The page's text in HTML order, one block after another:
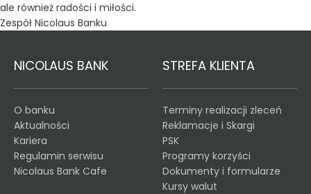
ale również radości i miłości.
Zespół Nicolaus Banku
NICOLAUS BANK
O banku
Aktualności
Kariera
Regulamin serwisu
Nicolaus Bank Cafe
STREFA KLIENTA
Terminy realizacji zleceń
Reklamacje i Skargi
PSK
Programy korzyści
Dokumenty i formularze
Kursy walut